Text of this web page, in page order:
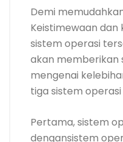
Demi
Keistimewaan
sistem operasi
akan memberikan
mengenai
tiga sistem
Pertama, sistem
dengansistem